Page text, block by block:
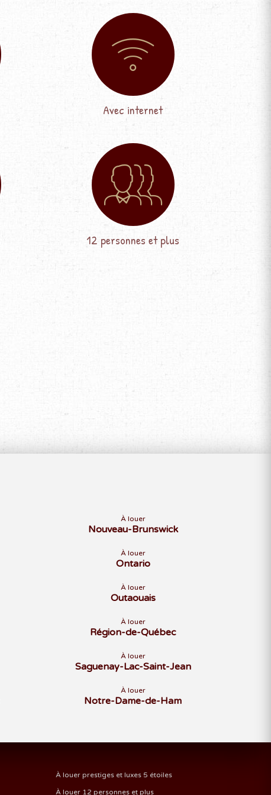
Avec internet
12 personnes et plus
À louer
Nouveau-Brunswick
À louer
Ontario
À louer
Outaouais
À louer
Région-de-Québec
À louer
Saguenay-Lac-Saint-Jean
À louer
Notre-Dame-de-Ham
À louer prestiges et luxes 5 étoiles
À louer 12 personnes et plus